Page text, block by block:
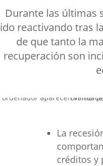
Durante las últimas
ido reactivando tras
de que tanto la
recuperación son
La
créditos y